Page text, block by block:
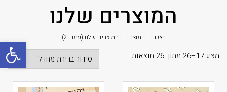
פתח
המוצרים שלנו
ראשי מוצר המוצרים שלנו (עמוד 2)
מציג 17–26 מתוך 26 תוצאות